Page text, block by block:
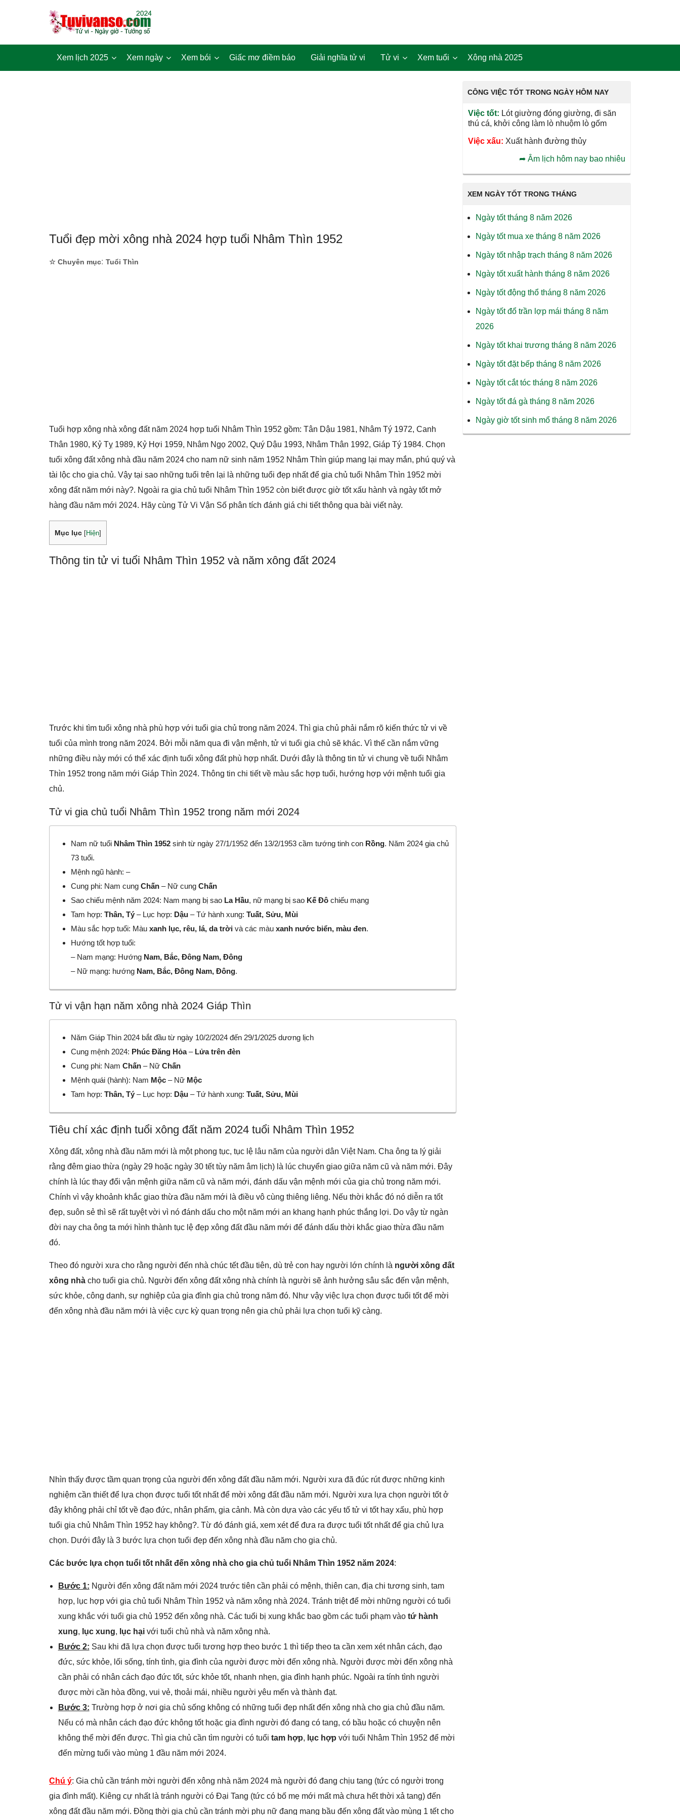
Xem lịch 2025 Xem ngày Xem bói Giấc mơ điềm báo Giải nghĩa tử vi Tử vi Xem tuổi Xông nhà 2025
Tuổi đẹp mời xông nhà 2024 hợp tuổi Nhâm Thìn 1952
☆ Chuyên mục: Tuổi Thìn
Tuổi hợp xông nhà xông đất năm 2024 hợp tuổi Nhâm Thìn 1952 gồm: Tân Dậu 1981, Nhâm Tý 1972, Canh
Thân 1980, Kỷ Tỵ 1989, Kỷ Hợi 1959, Nhâm Ngọ 2002, Quý Dậu 1993, Nhâm Thân 1992, Giáp Tý 1984. Chọn
tuổi xông đất xông nhà đầu năm 2024 cho nam nữ sinh năm 1952 Nhâm Thìn giúp mang lại may mắn, phú quý và
tài lộc cho gia chủ. Vậy tại sao những tuổi trên lại là những tuổi đẹp nhất để gia chủ tuổi Nhâm Thìn 1952 mời
xông đất năm mới này?. Ngoài ra gia chủ tuổi Nhâm Thìn 1952 còn biết được giờ tốt xấu hành và ngày tốt mở
hàng đầu năm mới 2024. Hãy cùng Tử Vi Vận Số phân tích đánh giá chi tiết thông qua bài viết này.
Mục lục Hiện
Thông tin tử vi tuổi Nhâm Thìn 1952 và năm xông đất 2024
Trước khi tìm tuổi xông nhà phù hợp với tuổi gia chủ trong năm 2024. Thì gia chủ phải nắm rõ kiến thức tử vi về
tuổi của mình trong năm 2024. Bởi mỗi năm qua đi vận mệnh, tử vi tuổi gia chủ sẽ khác. Vì thế cần nắm vững
những điều này mới có thể xác định tuổi xông đất phù hợp nhất. Dưới đây là thông tin tử vi chung về tuổi Nhâm
Thìn 1952 trong năm mới Giáp Thìn 2024. Thông tin chi tiết về màu sắc hợp tuổi, hướng hợp với mệnh tuổi gia
chủ.
Tử vi gia chủ tuổi Nhâm Thìn 1952 trong năm mới 2024
Nam nữ tuổi Nhâm Thìn 1952sinh từ ngày 27/1/1952 đến 13/2/1953 cầm tướng tinh con Rồng. Năm 2024 gia chủ
73 tuổi.
Mệnh ngũ hành: –
Cung phi: Nam cung Chấn– Nữ cung Chấn
Sao chiếu mệnh năm 2024: Nam mạng bị sao La Hầu, nữ mạng bị sao Kế Đôchiếu mạng
Tam hợp: Thân, Tý– Lục hợp: Dậu– Tứ hành xung: Tuất, Sửu, Mùi
Màu sắc hợp tuổi: Màu xanh lục, rêu, lá, da trờivà các màu xanh nước biển, màu đen.
Hướng tốt hợp tuổi:
– Nam mạng: Hướng Nam, Bắc, Đông Nam, Đông
– Nữ mạng: hướng Nam, Bắc, Đông Nam, Đông.
Tử vi vận hạn năm xông nhà 2024 Giáp Thìn
Năm Giáp Thìn 2024 bắt đầu từ ngày 10/2/2024 đến 29/1/2025 dương lịch
Cung mệnh 2024: Phúc Đăng Hỏa– Lửa trên đèn
Cung phi: Nam Chấn– Nữ Chấn
Mệnh quái (hành): Nam Mộc– Nữ Mộc
Tam hợp: Thân, Tý– Lục hợp: Dậu– Tứ hành xung: Tuất, Sửu, Mùi
Tiêu chí xác định tuổi xông đất năm 2024 tuổi Nhâm Thìn 1952
Xông đất, xông nhà đầu năm mới là một phong tục, tục lệ lâu năm của người dân Việt Nam. Cha ông ta lý giải
rằng đêm giao thừa (ngày 29 hoặc ngày 30 tết tùy năm âm lịch) là lúc chuyển giao giữa năm cũ và năm mới. Đây
chính là lúc thay đổi vận mệnh giữa năm cũ và năm mới, đánh dấu vận mệnh mới của gia chủ trong năm mới.
Chính vì vậy khoảnh khắc giao thừa đầu năm mới là điều vô cùng thiêng liêng. Nếu thời khắc đó nó diễn ra tốt
đẹp, suôn sẻ thì sẽ rất tuyệt vời vì nó đánh dấu cho một năm mới an khang hạnh phúc thắng lợi. Do vậy từ ngàn
đời nay cha ông ta mới hình thành tục lệ đẹp xông đất đầu năm mới để đánh dấu thời khắc giao thừa đầu năm
đó.
Theo đó người xưa cho rằng người đến nhà chúc tết đầu tiên, dù trẻ con hay người lớn chính là người xông đất
xông nhà cho tuổi gia chủ. Người đến xông đất xông nhà chính là người sẽ ảnh hưởng sâu sắc đến vận mệnh,
sức khỏe, công danh, sự nghiệp của gia đình gia chủ trong năm đó. Như vậy việc lựa chọn được tuổi tốt để mời
đến xông nhà đầu năm mới là việc cực kỳ quan trọng nên gia chủ phải lựa chọn tuổi kỹ càng.
Nhìn thấy được tầm quan trọng của người đến xông đất đầu năm mới. Người xưa đã đúc rút được những kinh
nghiệm cần thiết để lựa chọn được tuổi tốt nhất để mời xông đất đầu năm mới. Người xưa lựa chọn người tốt ở
đây không phải chỉ tốt về đạo đức, nhân phẩm, gia cảnh. Mà còn dựa vào các yếu tố tử vi tốt hay xấu, phù hợp
tuổi gia chủ Nhâm Thìn 1952 hay không?. Từ đó đánh giá, xem xét để đưa ra được tuổi tốt nhất để gia chủ lựa
chọn. Dưới đây là 3 bước lựa chọn tuổi đẹp đến xông nhà đầu năm cho gia chủ.
Các bước lựa chọn tuổi tốt nhất đến xông nhà cho gia chủ tuổi Nhâm Thìn 1952 năm 2024:
Bước 1: Người đến xông đất năm mới 2024 trước tiên cần phải có mệnh, thiên can, địa chi tương sinh, tam
hợp, lục hợp với gia chủ tuổi Nhâm Thìn 1952 và năm xông nhà 2024. Tránh triệt để mời những người có tuổi
xung khắc với tuổi gia chủ 1952 đến xông nhà. Các tuổi bị xung khắc bao gồm các tuổi phạm vào tứ hành
xung, lục xung, lục hạivới tuổi chủ nhà và năm xông nhà.
Bước 2: Sau khi đã lựa chọn được tuổi tương hợp theo bước 1 thì tiếp theo ta cần xem xét nhân cách, đạo
đức, sức khỏe, lối sống, tính tình, gia đình của người được mời đến xông nhà. Người được mời đến xông nhà
cần phải có nhân cách đạo đức tốt, sức khỏe tốt, nhanh nhẹn, gia đình hạnh phúc. Ngoài ra tính tình người
được mời cần hòa đồng, vui vẻ, thoải mái, nhiều người yêu mến và thành đạt.
Bước 3: Trường hợp ở nơi gia chủ sống không có những tuổi đẹp nhất đến xông nhà cho gia chủ đầu năm.
Nếu có mà nhân cách đạo đức không tốt hoặc gia đình người đó đang có tang, có bầu hoặc có chuyện nên
không thể mời đến được. Thì gia chủ cần tìm người có tuổi tam hợp, lục hợp với tuổi Nhâm Thìn 1952 để mời
đến mừng tuổi vào mùng 1 đầu năm mới 2024.
Chú ý: Gia chủ cần tránh mời người đến xông nhà năm 2024 mà người đó đang chịu tang (tức có người trong
gia đình mất). Kiêng cự nhất là tránh người có Đại Tang (tức có bố mẹ mới mất mà chưa hết thời xả tang) đến
xông đất đầu năm mới. Đồng thời gia chủ cần tránh mời phụ nữ đang mang bầu đến xông đất vào mùng 1 tết cho
CÔNG VIỆC TỐT TRONG NGÀY HÔM NAY
Việc tốt: Lót giường đóng giường, đi săn
thú cá, khởi công làm lò nhuộm lò gốm
Việc xấu: Xuất hành đường thủy
➦ Âm lịch hôm nay bao nhiêu
XEM NGÀY TỐT TRONG THÁNG
Ngày tốt tháng 8 năm 2026
Ngày tốt mua xe tháng 8 năm 2026
Ngày tốt nhập trạch tháng 8 năm 2026
Ngày tốt xuất hành tháng 8 năm 2026
Ngày tốt động thổ tháng 8 năm 2026
Ngày tốt đổ trần lợp mái tháng 8 năm
2026
Ngày tốt khai trương tháng 8 năm 2026
Ngày tốt đặt bếp tháng 8 năm 2026
Ngày tốt cắt tóc tháng 8 năm 2026
Ngày tốt đá gà tháng 8 năm 2026
Ngày giờ tốt sinh mổ tháng 8 năm 2026